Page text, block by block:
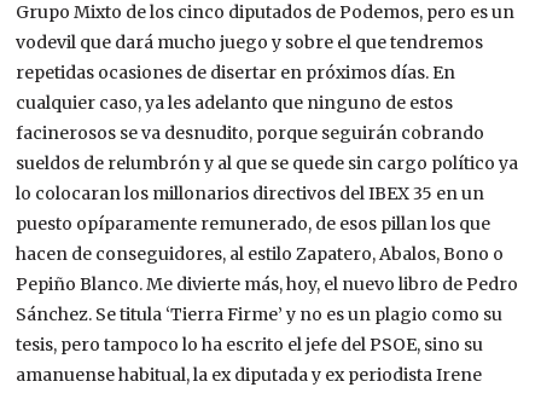
Grupo Mixto de los cinco diputados de Podemos, pero es un
vodevil que dará mucho juego y sobre el que tendremos
repetidas ocasiones de disertar en próximos días. En
cualquier caso, ya les adelanto que ninguno de estos
facinerosos se va desnudito, porque seguirán cobrando
sueldos de relumbrón y al que se quede sin cargo político ya
lo colocaran los millonarios directivos del IBEX 35 en un
puesto opíparamente remunerado, de esos pillan los que
hacen de conseguidores, al estilo Zapatero, Abalos, Bono o
Pepiño Blanco. Me divierte más, hoy, el nuevo libro de Pedro
Sánchez. Se titula ‘Tierra Firme’ y no es un plagio como su
tesis, pero tampoco lo ha escrito el jefe del PSOE, sino su
amanuense habitual, la ex diputada y ex periodista Irene